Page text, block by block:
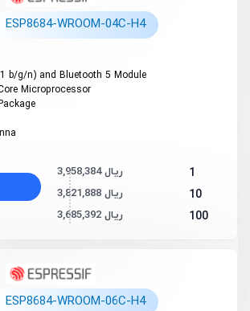
ESP8684-WROOM-04C-H4
b/g/n) and Bluetooth 5 Module
Microprocessor
1 3,958,384 ریال
10 3,821,888 ریال
100 3,685,392 ریال
ESP8684-WROOM-06C-H4